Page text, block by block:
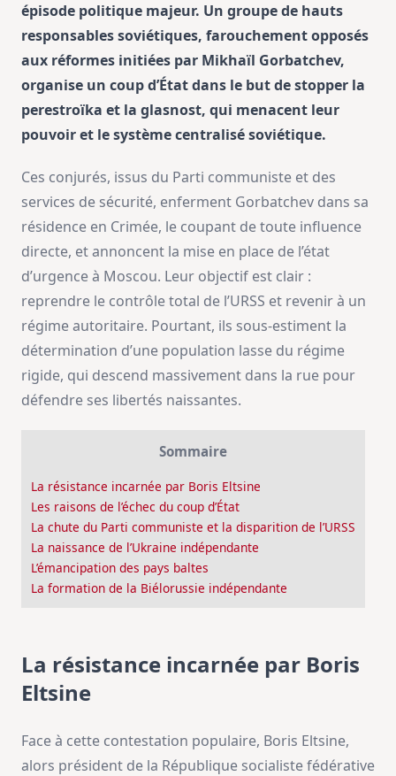
épisode politique majeur. Un groupe de hauts
responsables soviétiques, farouchement opposés
aux réformes initiées par Mikhaïl Gorbatchev,
organise un coup d’État dans le but de stopper la
perestroïka et la glasnost, qui menacent leur
pouvoir et le système centralisé soviétique.
Ces conjurés, issus du Parti communiste et des
services de sécurité, enferment Gorbatchev dans sa
résidence en Crimée, le coupant de toute influence
directe, et annoncent la mise en place de l’état
d’urgence à Moscou. Leur objectif est clair :
reprendre le contrôle total de l’URSS et revenir à un
régime autoritaire. Pourtant, ils sous-estiment la
détermination d’une population lasse du régime
rigide, qui descend massivement dans la rue pour
défendre ses libertés naissantes.
Sommaire
La résistance incarnée par Boris Eltsine
Les raisons de l’échec du coup d’État
La chute du Parti communiste et la disparition de l’URSS
La naissance de l’Ukraine indépendante
L’émancipation des pays baltes
La formation de la Biélorussie indépendante
La résistance incarnée par Boris
Eltsine
Face à cette contestation populaire, Boris Eltsine,
alors président de la République socialiste fédérative